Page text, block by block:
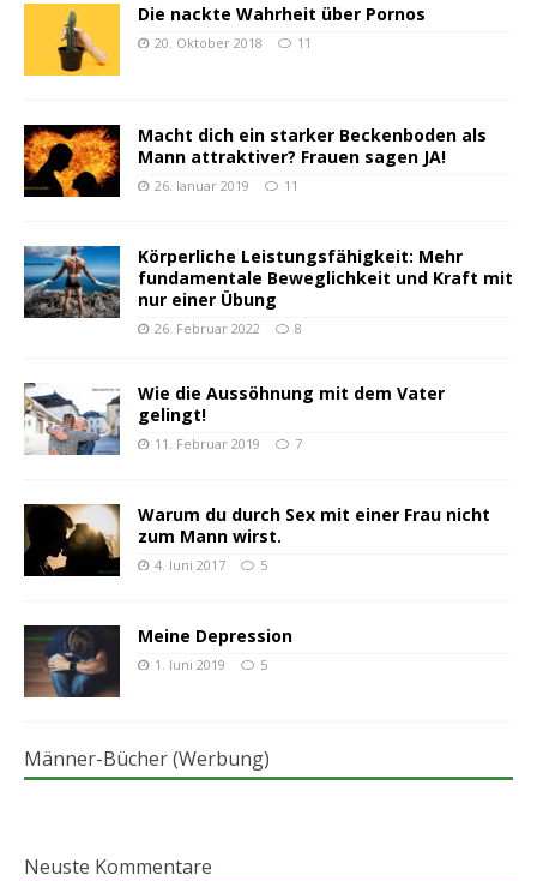
Die nackte Wahrheit über Pornos
20. Oktober 2018 11
Macht dich ein starker Beckenboden als
Mann attraktiver? Frauen sagen JA!
26. Januar 2019 11
Körperliche Leistungsfähigkeit: Mehr
fundamentale Beweglichkeit und Kraft mit
nur einer Übung
26. Februar 2022 8
Wie die Aussöhnung mit dem Vater
gelingt!
11. Februar 2019 7
Warum du durch Sex mit einer Frau nicht
zum Mann wirst.
4. Juni 2017 5
Meine Depression
1. Juni 2019 5
Männer-Bücher (Werbung)
Neuste Kommentare